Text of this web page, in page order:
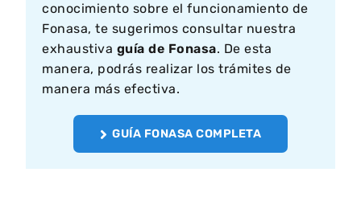
conocimiento sobre el funcionamiento de
Fonasa, te sugerimos consultar nuestra
exhaustiva guía de Fonasa. De esta
manera, podrás realizar los trámites de
manera más efectiva.
GUÍA FONASA COMPLETA